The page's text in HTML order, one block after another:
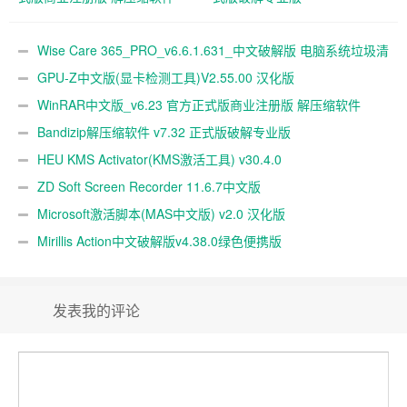
Wise Care 365_PRO_v6.6.1.631_中文破解版 电脑系统垃圾清
理软件GPU-Z中文版(显卡检测工具)V2.55.00 汉化版
WinRAR中文版_v6.23 官方正式版商业注册版 解压缩软件
Bandizip解压缩软件 v7.32 正式版破解专业版
HEU KMS Activator(KMS激活工具) v30.4.0
ZD Soft Screen Recorder 11.6.7中文版
Microsoft激活脚本(MAS中文版) v2.0 汉化版
Mirillis Action中文破解版v4.38.0绿色便携版
发表我的评论